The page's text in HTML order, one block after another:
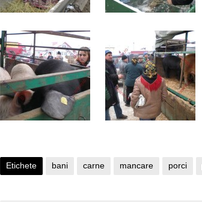
Etichete bani carne mancare porci